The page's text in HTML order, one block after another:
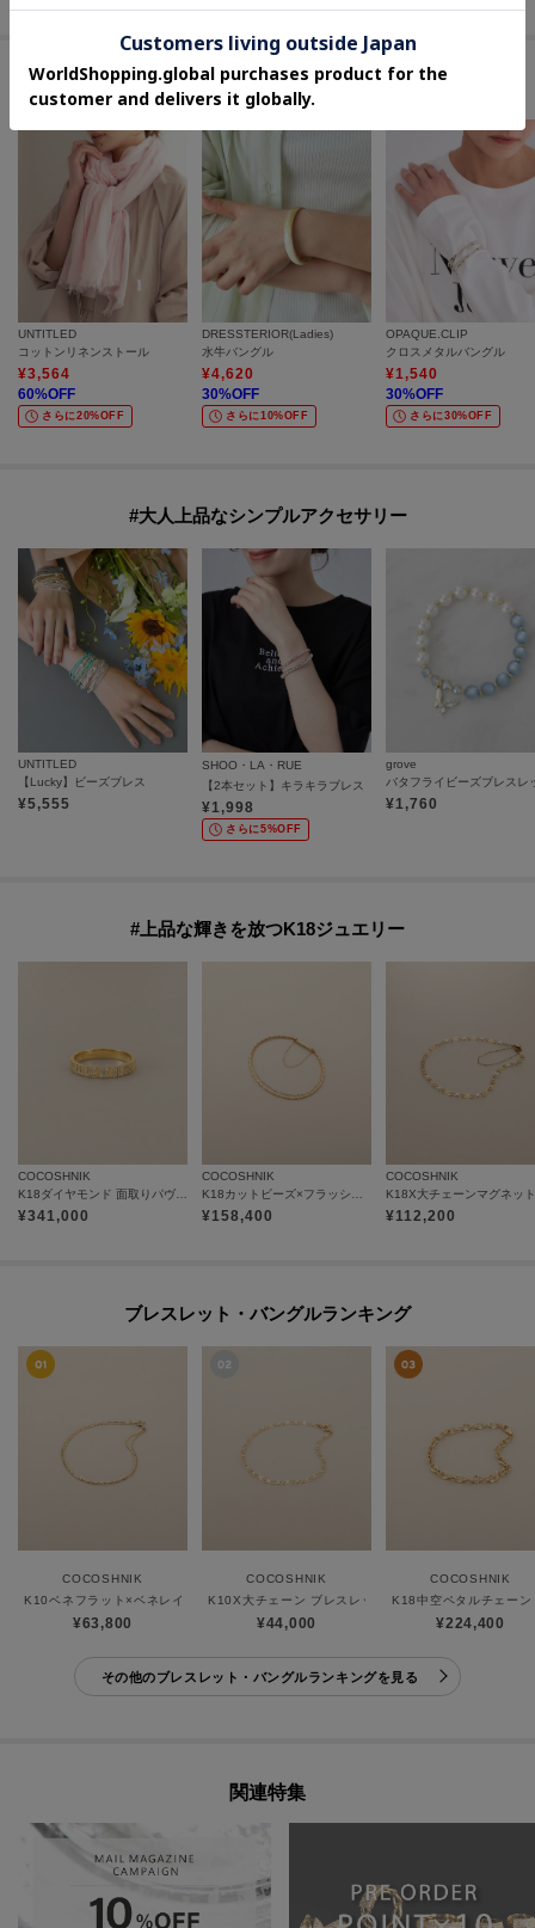
セールアイテムからのおすすめ
UNTITLED
コットンリネンストール
¥3,564
60%OFF
さらに20%OFF
DRESSTERIOR(Ladies)
水牛バングル
¥4,620
30%OFF
さらに10%OFF
OPAQUE.CLIP
クロスメタルバングル
¥1,540
30%OFF
さらに30%OFF
#大人上品なシンプルアクセサリー
UNTITLED
【Lucky】ビーズブレス
¥5,555
SHOO・LA・RUE
【2本セット】キラキラブレス
¥1,998
さらに5%OFF
grove
バタフライビーズブレスレ
¥1,760
#上品な輝きを放つK18ジュエリー
COCOSHNIK
K18ダイヤモンド 面取りパヴェ リング細
¥341,000
COCOSHNIK
K18カットビーズ×フラッシュアズキマグネット バングル
¥158,400
COCOSHNIK
¥112,200
ブレスレット・バングルランキング
COCOSHNIK
K10ベネフラット×ベネレイヤード ブレスレット
¥63,800
COCOSHNIK
K10X大チェーン ブレスレット
¥44,000
COCOSHNIK
K18中空ペタルチェー
¥224,400
その他のブレスレット・バングルランキングを見る
関連特集